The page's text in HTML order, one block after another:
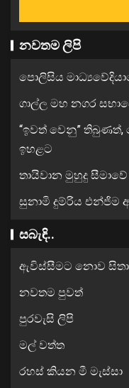
නවතම ලිපි
පොලිසිය
ගාල්ල මහ නගර
“ඉවත් වෙනු” තිබුණත්,
ඉහළට
තායිවාන මුහුදු
සුනාමි දුම්රිය එන්ජිම
සබැඳි..
ඇවිස්සීමට නොව සිතා
නවතම පුවත්
පුරවැසි ලිපි
මල් වත්ත
රහස් කියන මී මැස්සා